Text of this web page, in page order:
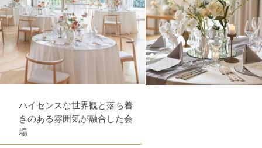
ハイセンスな世界観と落ち着
きのある雰囲気が融合した会
場